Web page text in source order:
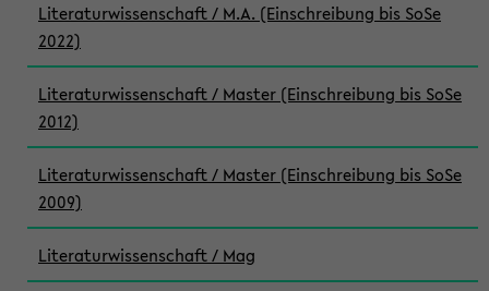
Literaturwissenschaft / M.A. (Einschreibung bis SoSe
2022)
Literaturwissenschaft / Master (Einschreibung bis SoSe
2012)
Literaturwissenschaft / Master (Einschreibung bis SoSe
2009)
Literaturwissenschaft / Mag